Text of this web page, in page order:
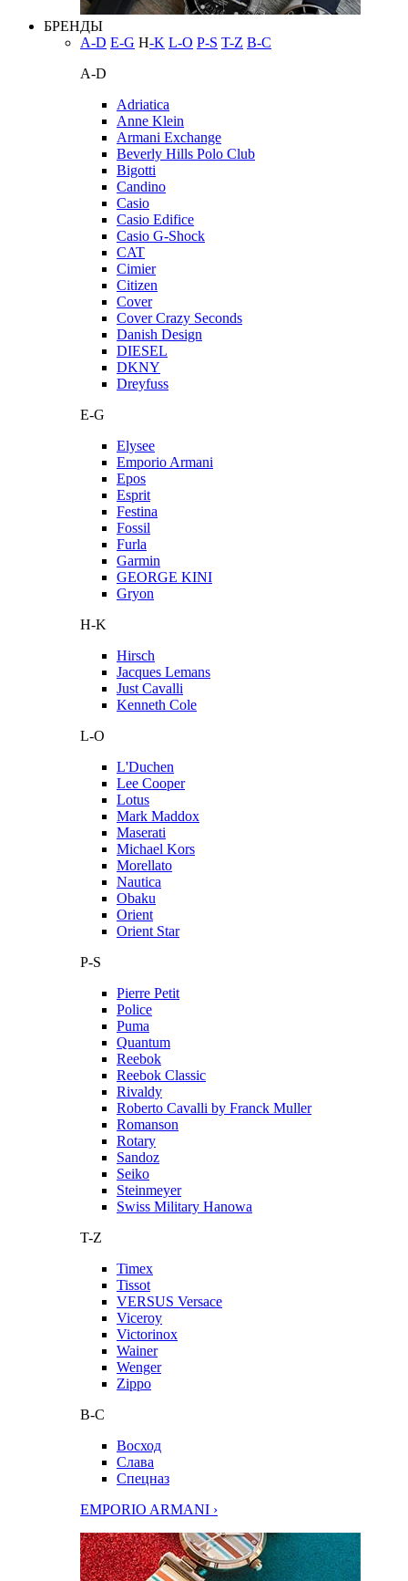
БРЕНДЫ
A-D E-G H-K L-O P-S T-Z В-С
A-D
Adriatica
Anne Klein
Armani Exchange
Beverly Hills Polo Club
Bigotti
Candino
Casio
Casio Edifice
Casio G-Shock
CAT
Cimier
Citizen
Cover
Cover Crazy Seconds
Danish Design
DIESEL
DKNY
Dreyfuss
E-G
Elysee
Emporio Armani
Epos
Esprit
Festina
Fossil
Furla
Garmin
GEORGE KINI
Gryon
H-K
Hirsch
Jacques Lemans
Just Cavalli
Kenneth Cole
L-O
L'Duchen
Lee Cooper
Lotus
Mark Maddox
Maserati
Michael Kors
Morellato
Nautica
Obaku
Orient
Orient Star
P-S
Pierre Petit
Police
Puma
Quantum
Reebok
Reebok Classic
Rivaldy
Roberto Cavalli by Franck Muller
Romanson
Rotary
Sandoz
Seiko
Steinmeyer
Swiss Military Hanowa
T-Z
Timex
Tissot
VERSUS Versace
Viceroy
Victorinox
Wainer
Wenger
Zippo
В-С
Восход
Слава
Спецназ
EMPORIO ARMANI ›